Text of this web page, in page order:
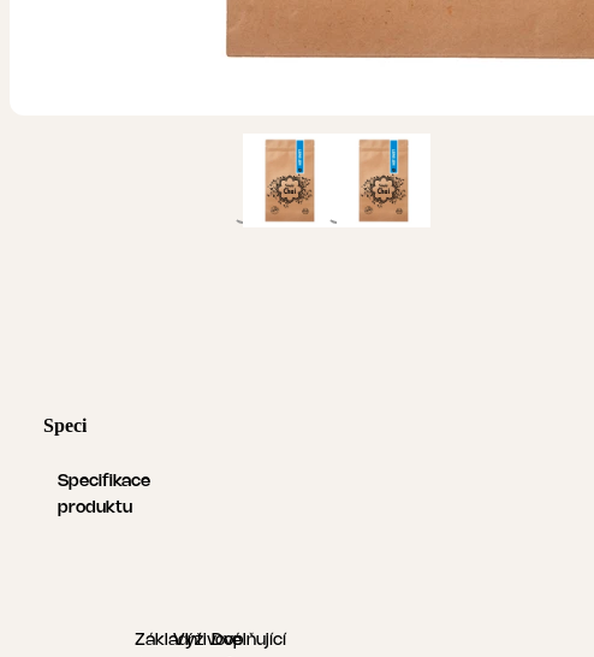
Specifikace produktu
Specifikace
produktu
ZákladníVýživovéDoplňující